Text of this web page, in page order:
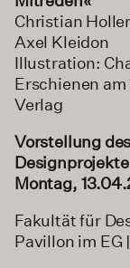
Christian
Axel Kleidon
Illustration:
Erschienen
Verlag
Vorstellung
Designprojekte
Montag,
Fakultät für
Pavillon im EG